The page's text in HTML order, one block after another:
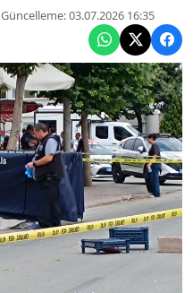
Güncelleme: 03.07.2026 16:35